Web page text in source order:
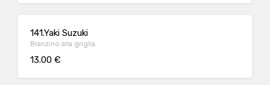
141.Yaki Suzuki
Branzino alla griglia
13.00 €